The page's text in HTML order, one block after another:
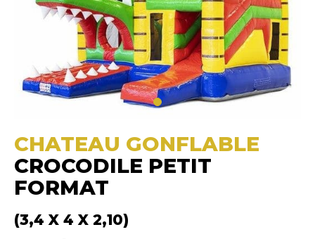
CHATEAU GONFLABLE
CROCODILE PETIT
FORMAT
(3,4 X 4 X 2,10)